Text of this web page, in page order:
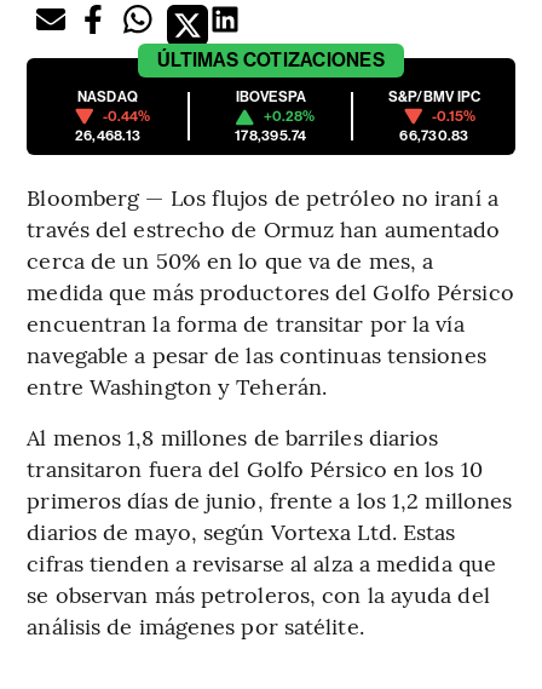
ÚLTIMAS COTIZACIONES
NASDAQ
-0.44%
26,468.13
IBOVESPA
+0.28%
178,395.74
S&P/BMV IPC
-0.15%
66,730.83
Bloomberg — Los flujos de petróleo no iraní a
través del estrecho de Ormuz han aumentado
cerca de un 50% en lo que va de mes, a
medida que más productores del Golfo Pérsico
encuentran la forma de transitar por la vía
navegable a pesar de las continuas tensiones
entre Washington y Teherán.
Al menos 1,8 millones de barriles diarios
transitaron fuera del Golfo Pérsico en los 10
primeros días de junio, frente a los 1,2 millones
diarios de mayo, según Vortexa Ltd. Estas
cifras tienden a revisarse al alza a medida que
se observan más petroleros, con la ayuda del
análisis de imágenes por satélite.